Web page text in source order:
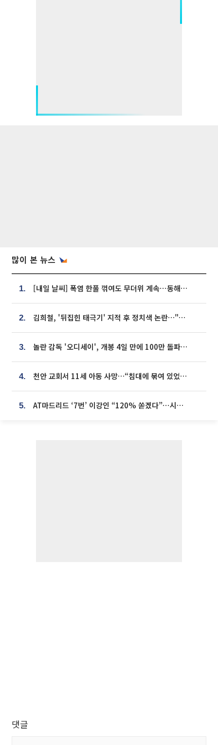
많이 본 뉴스
1. [내일 날씨] 폭염 한풀 꺾여도 무더위 계속⋯동해안 이틀 연속 비
2. 김희철, '뒤집힌 태극기' 지적 후 정치색 논란…"좌우 떠나 우리나라 국기"
3. 놀란 감독 '오디세이', 개봉 4일 만에 100만 돌파⋯'왕사남' 보다 빠르다
4. 천안 교회서 11세 아동 사망…“침대에 묶여 있었다” 진술 확보
5. AT마드리드 ‘7번’ 이강인 “120% 쏟겠다”⋯시메오네 감독 “필요한 선수”
댓글